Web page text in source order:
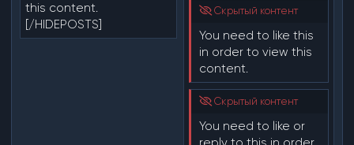
this content.
[/HIDEPOSTS]
Скрытый контент
You need to like this
in order to view this
content.
Скрытый контент
You need to like or